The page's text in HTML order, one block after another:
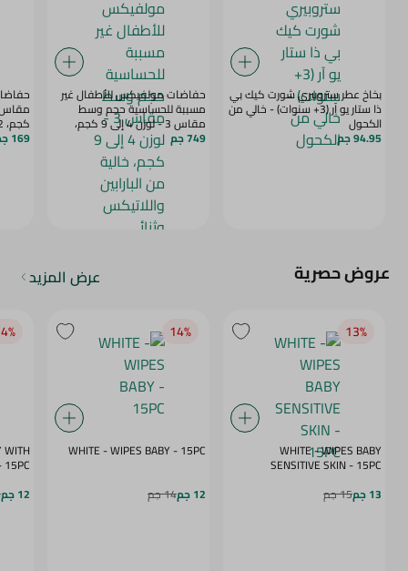
بخاخ عطر ستروبيري شورت كيك بي
ذا ستار يو آر (3+ سنوات) - خالي من
الكحول
94.95 جم
حفاضات مولفيكس للأطفال غير
مسببة للحساسية حجم وسط
مقاس 3 - لوزن 4 إلى 9 كجم،
خالية من البارابين واللاتيكس
وثنائي الفينول أ - 80 للعبوة
749 جم
كجم، 22 حفاضًا
169 جم
عروض حصرية عرض المزيد
13‎%‎
WHITE - WIPES BABY
SENSITIVE SKIN - 15PC
13 جم
15 جم
14‎%‎
WHITE - WIPES BABY - 15PC
12 جم 14 جم
WITH
15PC
12 جم